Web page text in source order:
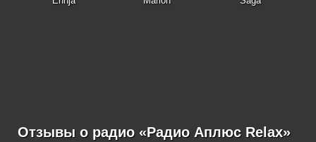
Отзывы о радио «Радио Аплюс Relax»